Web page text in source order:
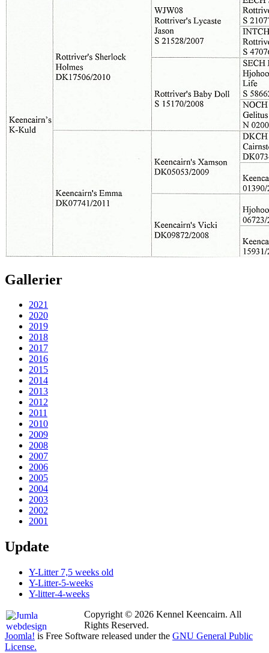
Gallerier
2021
2020
2019
2018
2017
2016
2015
2014
2013
2012
2011
2010
2009
2008
2007
2006
2005
2004
2003
2002
2001
Update
Y-Litter 7,5 weeks old
Y-Litter-5-weeks
Y-litter-4-weeks
Copyright © 2026 Kennel Keencairn. All
Rights Reserved.
Joomla! is Free Software released under the GNU General Public
License.